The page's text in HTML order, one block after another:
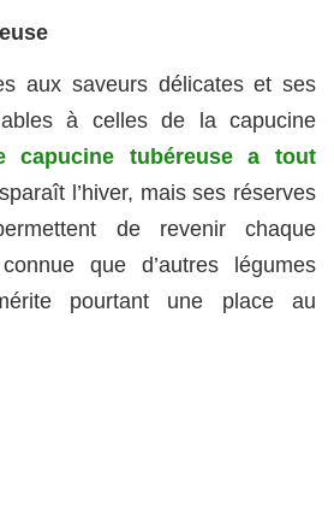
aux saveurs délicates et ses
à celles de la capucine
capucine tubéreuse a tout
l’hiver, mais ses réserves
de revenir chaque
que d’autres légumes
pourtant une place au